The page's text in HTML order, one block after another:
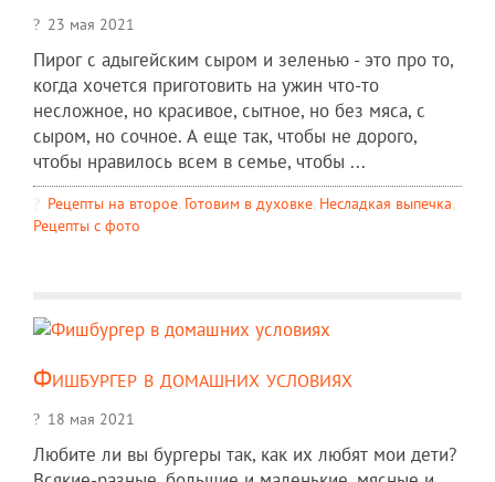
23 мая 2021
Пирог с адыгейским сыром и зеленью - это про то,
когда хочется приготовить на ужин что-то
несложное, но красивое, сытное, но без мяса, с
сыром, но сочное. А еще так, чтобы не дорого,
чтобы нравилось всем в семье, чтобы ...
Рецепты на второе, Готовим в духовке, Несладкая выпечка,
Рецепты c фото
Фишбургер в домашних условиях
18 мая 2021
Любите ли вы бургеры так, как их любят мои дети?